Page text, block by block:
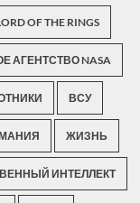
OF THE RINGS
АГЕНТСТВО NASA
ВСУ
ЖИЗНЬ
ИНТЕЛЛЕКТ